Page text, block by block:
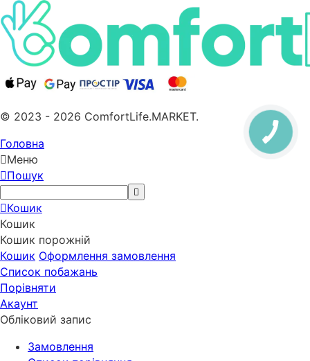
© 2023 - 2026 ComfortLife.MARKET.
Головна
Меню
Пошук
Кошик
Кошик
Кошик порожній
Кошик Оформлення замовлення
Список побажань
Порівняти
Акаунт
Обліковий запис
Замовлення